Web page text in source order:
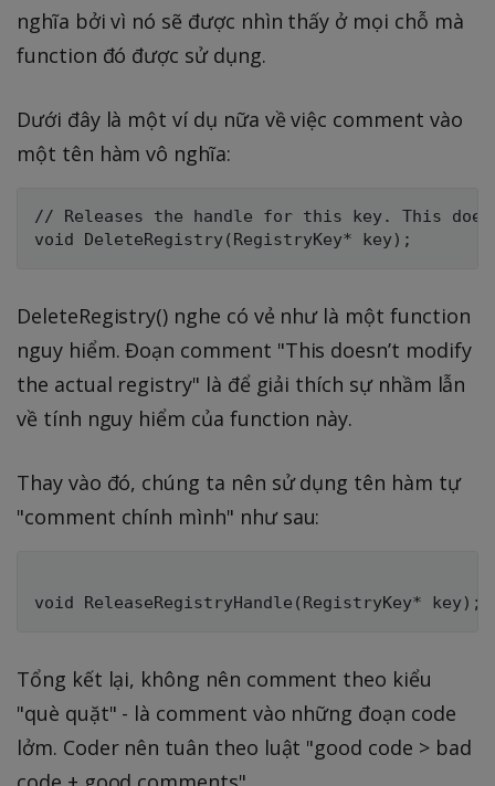
nghĩa bởi vì nó sẽ được nhìn thấy ở mọi chỗ mà
function đó được sử dụng.
Dưới đây là một ví dụ nữa về việc comment vào
một tên hàm vô nghĩa:
// Releases the handle for this key. This
DeleteRegistry() nghe có vẻ như là một function
nguy hiểm. Đoạn comment "This doesn’t modify
the actual registry" là để giải thích sự nhầm lẫn
về tính nguy hiểm của function này.
Thay vào đó, chúng ta nên sử dụng tên hàm tự
"comment chính mình" như sau:
Tổng kết lại, không nên comment theo kiểu
"què quặt" - là comment vào những đoạn code
lởm. Coder nên tuân theo luật "good code > bad